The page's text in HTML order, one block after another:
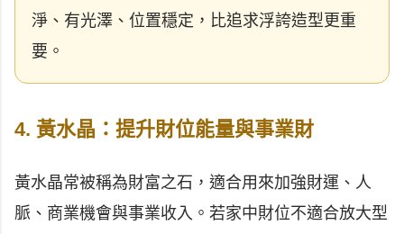
淨、有光澤、位置穩定，比追求浮誇造型更重
要。
4. 黃水晶：提升財位能量與事業財
黃水晶常被稱為財富之石，適合用來加強財運、人
脈、商業機會與事業收入。若家中財位不適合放大型